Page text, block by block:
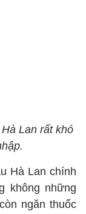
Lan rất khó
Hà Lan chính
không những
ngăn thuốc